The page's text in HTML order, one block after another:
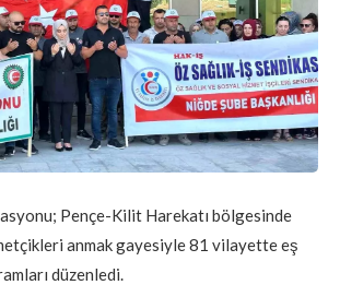
Pençe-Kilit Harekatı bölgesinde
anmak gayesiyle 81 vilayette eş
düzenledi.